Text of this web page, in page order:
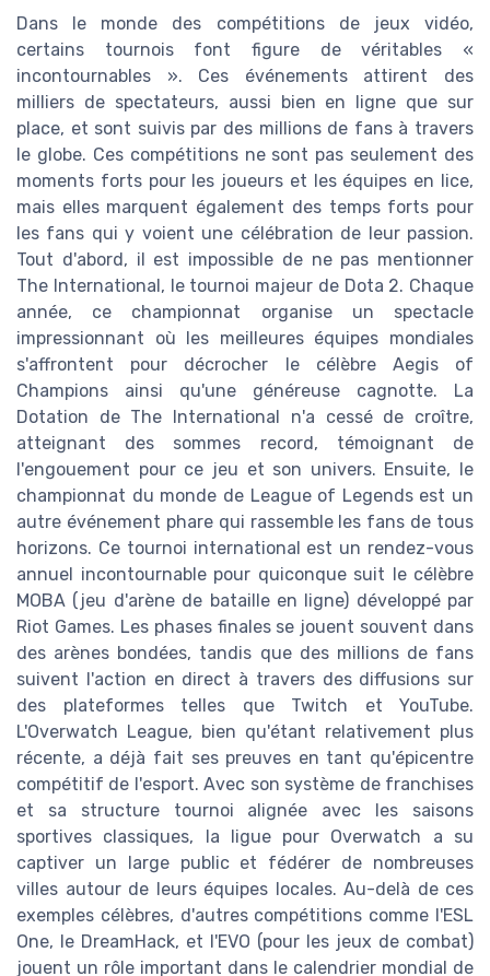
Dans le monde des compétitions de jeux vidéo,
certains tournois font figure de véritables «
incontournables ». Ces événements attirent des
milliers de spectateurs, aussi bien en ligne que sur
place, et sont suivis par des millions de fans à travers
le globe. Ces compétitions ne sont pas seulement des
moments forts pour les joueurs et les équipes en lice,
mais elles marquent également des temps forts pour
les fans qui y voient une célébration de leur passion.
Tout d'abord, il est impossible de ne pas mentionner
The International, le tournoi majeur de Dota 2. Chaque
année, ce championnat organise un spectacle
impressionnant où les meilleures équipes mondiales
s'affrontent pour décrocher le célèbre Aegis of
Champions ainsi qu'une généreuse cagnotte. La
Dotation de The International n'a cessé de croître,
atteignant des sommes record, témoignant de
l'engouement pour ce jeu et son univers. Ensuite, le
championnat du monde de League of Legends est un
autre événement phare qui rassemble les fans de tous
horizons. Ce tournoi international est un rendez-vous
annuel incontournable pour quiconque suit le célèbre
MOBA (jeu d'arène de bataille en ligne) développé par
Riot Games. Les phases finales se jouent souvent dans
des arènes bondées, tandis que des millions de fans
suivent l'action en direct à travers des diffusions sur
des plateformes telles que Twitch et YouTube.
L'Overwatch League, bien qu'étant relativement plus
récente, a déjà fait ses preuves en tant qu'épicentre
compétitif de l'esport. Avec son système de franchises
et sa structure tournoi alignée avec les saisons
sportives classiques, la ligue pour Overwatch a su
captiver un large public et fédérer de nombreuses
villes autour de leurs équipes locales. Au-delà de ces
exemples célèbres, d'autres compétitions comme l'ESL
One, le DreamHack, et l'EVO (pour les jeux de combat)
jouent un rôle important dans le calendrier mondial de